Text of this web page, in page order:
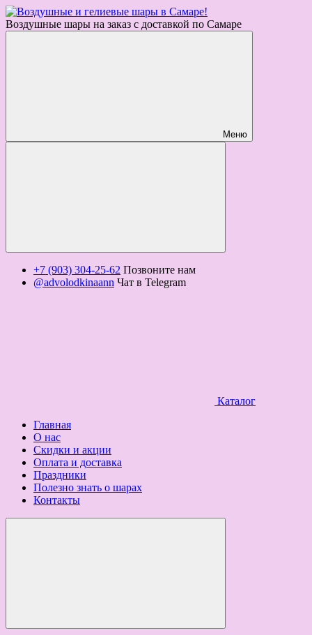
Воздушные шары на заказ с доставкой по Самаре
Меню
+7 (903) 304-25-62 Позвоните нам
@advolodkinaann Чат в Telegram
Каталог
Главная
О нас
Скидки и акции
Оплата и доставка
Праздники
Полезно знать о шарах
Контакты